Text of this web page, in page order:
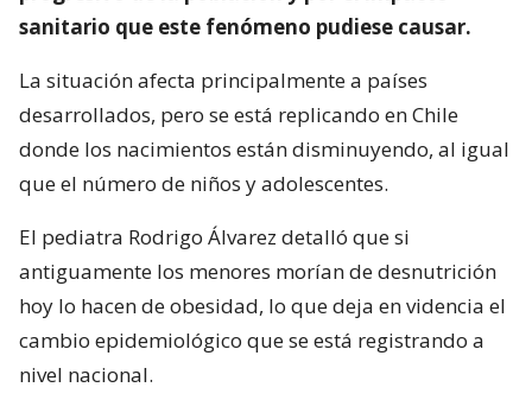
sanitario que este fenómeno pudiese causar.
La situación afecta principalmente a países
desarrollados, pero se está replicando en Chile
donde los nacimientos están disminuyendo, al igual
que el número de niños y adolescentes.
El pediatra Rodrigo Álvarez detalló que si
antiguamente los menores morían de desnutrición
hoy lo hacen de obesidad, lo que deja en videncia el
cambio epidemiológico que se está registrando a
nivel nacional.